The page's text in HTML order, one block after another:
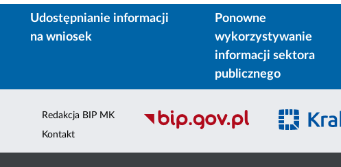
Udostępnianie informacji
na wniosek
Ponowne
wykorzystywanie
informacji sektora
publicznego
Redakcja BIP MK
Kontakt